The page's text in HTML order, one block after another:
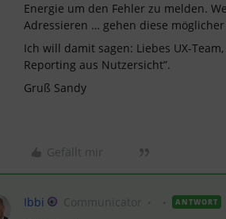
Energie um den Fehler zu melden.
Adressieren … gehen diese
Ich will damit sagen: Liebes UX-
Reporting aus Nutzersicht”.
Gruß Sandy
Gefällt mir
Ibbi ANTWORT